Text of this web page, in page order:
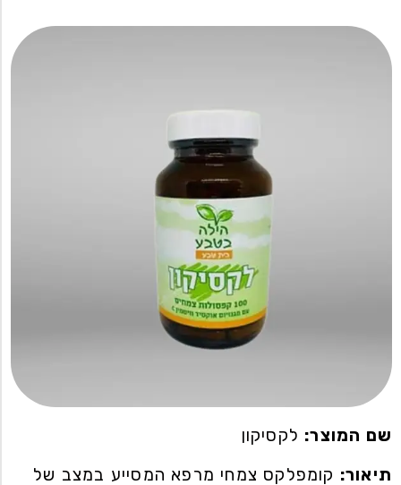
שם המוצר: לקסיקון
תיאור: קומפלקס צמחי מרפא המסייע במצב של